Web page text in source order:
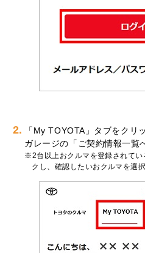
2.
「My TOYOTA」タブをクリ
ガレージの「ご契約情報一覧
2台以上おクルマを登録されて
クし、確認したいおクルマを選